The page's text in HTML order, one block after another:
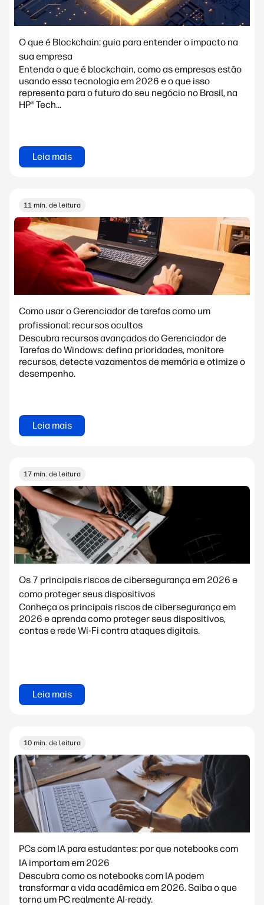
O que é Blockchain: guia para entender o impacto na
sua empresa
Entenda o que é blockchain, como as empresas estão
usando essa tecnologia em 2026 e o que isso
representa para o futuro do seu negócio no Brasil, na
HP® Tech...
Leia mais
11 min. de leitura
Como usar o Gerenciador de tarefas como um
profissional: recursos ocultos
Descubra recursos avançados do Gerenciador de
Tarefas do Windows: defina prioridades, monitore
recursos, detecte vazamentos de memória e otimize o
desempenho.
Leia mais
17 min. de leitura
Os 7 principais riscos de cibersegurança em 2026 e
como proteger seus dispositivos
Conheça os principais riscos de cibersegurança em
2026 e aprenda como proteger seus dispositivos,
contas e rede Wi-Fi contra ataques digitais.
Leia mais
10 min. de leitura
PCs com IA para estudantes: por que notebooks com
IA importam em 2026
Descubra como os notebooks com IA podem
transformar a vida acadêmica em 2026. Saiba o que
torna um PC realmente AI-ready.